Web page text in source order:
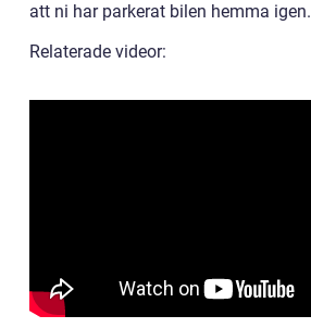
att ni har parkerat bilen hemma igen.
Relaterade videor: